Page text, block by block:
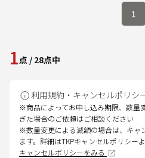
1
1点 / 28点中
利用規約・キャンセルポリシ
※商品によってお申し込み期限、数量
ぎた場合のご依頼はご相談ください
※数量変更による減額の場合は、キャ
ます。詳細はTKPキャンセルポリシー
キャンセルポリシーをみる